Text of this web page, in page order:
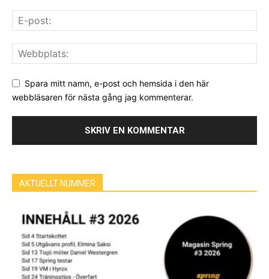
Spara mitt namn, e-post och hemsida i den här
webbläsaren för nästa gång jag kommenterar.
AKTUELLT NUMMER